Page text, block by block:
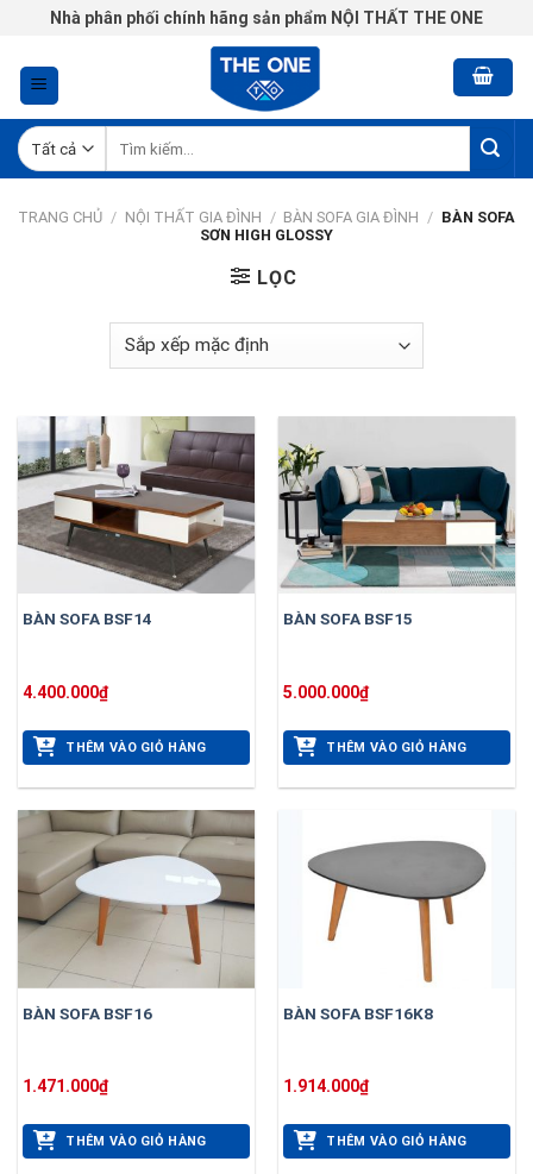
Chuyển
nội
dung
Nhà phân phối chính hãng sản phẩm NỘI THẤT THE ONE
kiếm:
TRANG CHỦ / NỘI THẤT GIA ĐÌNH / BÀN SOFA GIA ĐÌNH / BÀN SOFA
SƠN HIGH GLOSSY
LỌC
BÀN SOFA BSF14
4.400.000₫
THÊM VÀO GIỎ HÀNG
BÀN SOFA BSF15
5.000.000₫
THÊM VÀO GIỎ HÀNG
BÀN SOFA BSF16
1.471.000₫
THÊM VÀO GIỎ HÀNG
BÀN SOFA BSF16K8
1.914.000₫
THÊM VÀO GIỎ HÀNG